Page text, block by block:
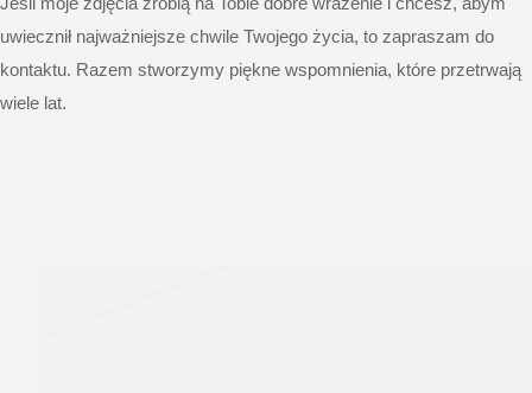
uwiecznił najważniejsze chwile Twojego życia, to zapraszam do
kontaktu. Razem stworzymy piękne wspomnienia, które przetrwają
wiele lat.